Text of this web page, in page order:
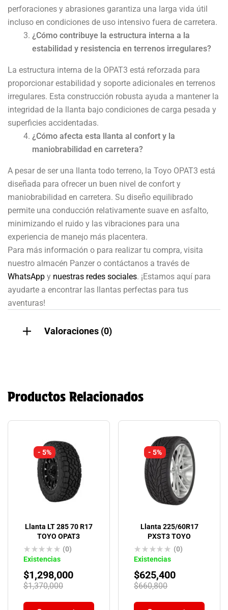
perforaciones y abrasiones garantiza una larga vida útil
incluso en condiciones de uso intensivo fuera de carretera.
¿Cómo contribuye la estructura interna a la
estabilidad y resistencia en terrenos irregulares?
La estructura interna de la OPAT3 está reforzada para
proporcionar estabilidad y soporte adicionales en terrenos
irregulares. Esta construcción robusta ayuda a mantener la
integridad de la llanta bajo condiciones de carga pesada y
superficies accidentadas.
¿Cómo afecta esta llanta al confort y la
maniobrabilidad en carretera?
A pesar de ser una llanta todo terreno, la Toyo OPAT3 está
diseñada para ofrecer un buen nivel de confort y
maniobrabilidad en carretera. Su diseño equilibrado
permite una conducción relativamente suave en asfalto,
minimizando el ruido y las vibraciones para una
experiencia de manejo más placentera.
Para más información o para realizar tu compra, visita
nuestro almacén Panzer o contáctanos a través de
WhatsApp y nuestras redes sociales. ¡Estamos aquí para
ayudarte a encontrar las llantas perfectas para tus
aventuras!
Valoraciones (0)
Productos Relacionados
- 5%
Llanta LT 285 70 R17
TOYO OPAT3
(0)
Existencias
$1,370,000
$1,298,000
- 5%
Llanta 225/60R17
PXST3 TOYO
(0)
Existencias
$660,800
$625,400